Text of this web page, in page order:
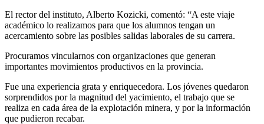
El rector del instituto, Alberto Kozicki, comentó: “A este viaje
académico lo realizamos para que los alumnos tengan un
acercamiento sobre las posibles salidas laborales de su carrera.
Procuramos vincularnos con organizaciones que generan
importantes movimientos productivos en la provincia.
Fue una experiencia grata y enriquecedora. Los jóvenes quedaron
sorprendidos por la magnitud del yacimiento, el trabajo que se
realiza en cada área de la explotación minera, y por la información
que pudieron recabar.